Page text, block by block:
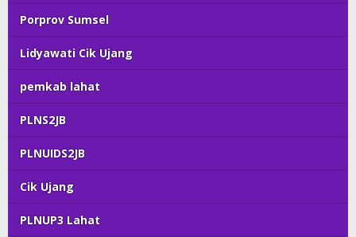
Porprov Sumsel
Lidyawati Cik Ujang
pemkab lahat
PLNS2JB
PLNUIDS2JB
Cik Ujang
PLNUP3 Lahat